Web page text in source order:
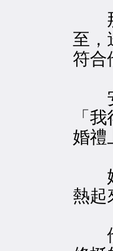
那
至，
符合
安
「
婚禮
她
熱起
他